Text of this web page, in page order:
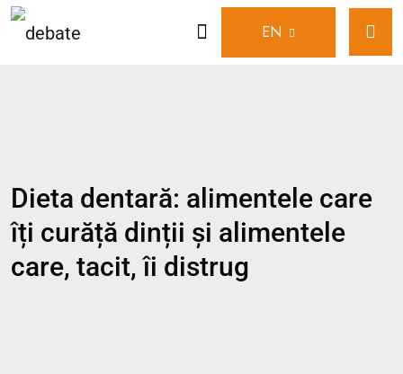
EN
Dieta dentară: alimentele care
îți curăță dinții și alimentele
care, tacit, îi distrug